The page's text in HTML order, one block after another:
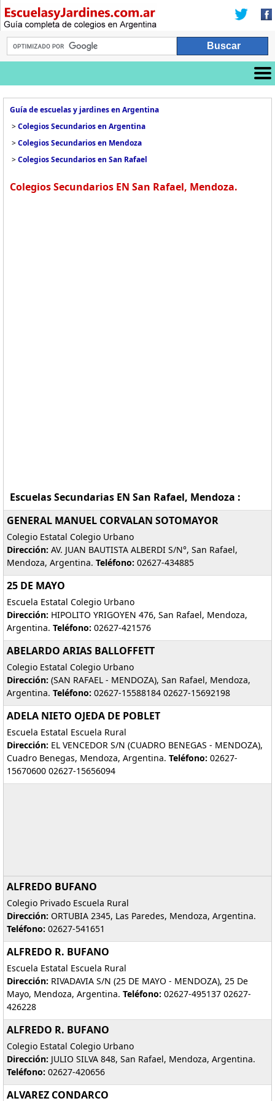
Guía de escuelas y jardines en Argentina
>Colegios Secundarios en Argentina
>Colegios Secundarios en Mendoza
>Colegios Secundarios en San Rafael
Colegios Secundarios EN San Rafael, Mendoza.
Escuelas Secundarias EN San Rafael, Mendoza :
GENERAL MANUEL CORVALAN SOTOMAYOR
Colegio Estatal Colegio Urbano
Dirección: AV. JUAN BAUTISTA ALBERDI S/N°, San Rafael,
Mendoza, Argentina. Teléfono: 02627-434885
25 DE MAYO
Escuela Estatal Colegio Urbano
Dirección: HIPOLITO YRIGOYEN 476, San Rafael, Mendoza,
Argentina. Teléfono: 02627-421576
ABELARDO ARIAS BALLOFFETT
Colegio Estatal Colegio Urbano
Dirección: (SAN RAFAEL - MENDOZA), San Rafael, Mendoza,
Argentina. Teléfono: 02627-15588184 02627-15692198
ADELA NIETO OJEDA DE POBLET
Escuela Estatal Escuela Rural
Dirección: EL VENCEDOR S/N (CUADRO BENEGAS - MENDOZA),
Cuadro Benegas, Mendoza, Argentina. Teléfono: 02627-
15670600 02627-15656094
ALFREDO BUFANO
Colegio Privado Escuela Rural
Dirección: ORTUBIA 2345, Las Paredes, Mendoza, Argentina.
Teléfono: 02627-541651
ALFREDO R. BUFANO
Escuela Estatal Escuela Rural
Dirección: RIVADAVIA S/N (25 DE MAYO - MENDOZA), 25 De
Mayo, Mendoza, Argentina. Teléfono: 02627-495137 02627-
426228
ALFREDO R. BUFANO
Colegio Estatal Colegio Urbano
Dirección: JULIO SILVA 848, San Rafael, Mendoza, Argentina.
Teléfono: 02627-420656
ALVAREZ CONDARCO